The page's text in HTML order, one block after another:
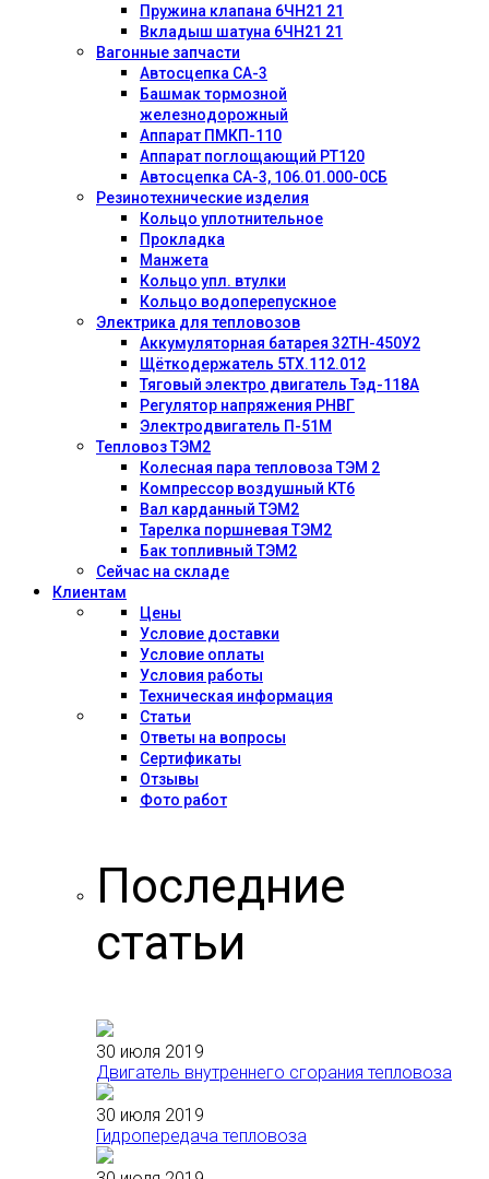
Пружина клапана 6ЧН21 21
Вкладыш шатуна 6ЧН21 21
Вагонные запчасти
Автосцепка СА-3
Башмак тормозной
железнодорожный
Аппарат ПМКП-110
Аппарат поглощающий РТ120
Автосцепка СА-3, 106.01.000-0СБ
Резинотехнические изделия
Кольцо уплотнительное
Прокладка
Манжета
Кольцо упл. втулки
Кольцо водоперепускное
Электрика для тепловозов
Аккумуляторная батарея 32ТН-450У2
Щёткодержатель 5ТХ.112.012
Тяговый электро двигатель Тэд-118А
Регулятор напряжения РНВГ
Электродвигатель П-51М
Тепловоз ТЭМ2
Колесная пара тепловоза ТЭМ 2
Компрессор воздушный КТ6
Вал карданный ТЭМ2
Тарелка поршневая ТЭМ2
Бак топливный ТЭМ2
Сейчас на складе
Клиентам
Цены
Условие доставки
Условие оплаты
Условия работы
Техническая информация
Статьи
Ответы на вопросы
Сертификаты
Отзывы
Фото работ
Последние
статьи
30 июля 2019
Двигатель внутреннего сгорания тепловоза
30 июля 2019
Гидропередача тепловоза